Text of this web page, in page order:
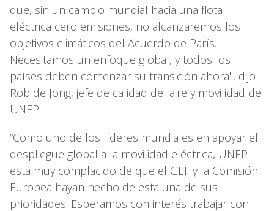
que, sin un cambio mundial hacia una flota
eléctrica cero emisiones, no alcanzaremos los
objetivos climáticos del Acuerdo de París.
Necesitamos un enfoque global, y todos los
países deben comenzar su transición ahora", dijo
Rob de Jong, jefe de calidad del aire y movilidad de
UNEP.
“Como uno de los líderes mundiales en apoyar el
despliegue global a la movilidad eléctrica, UNEP
está muy complacido de que el GEF y la Comisión
Europea hayan hecho de esta una de sus
prioridades. Esperamos con interés trabajar con